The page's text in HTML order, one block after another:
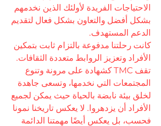
الاحتياجات الفريدة لأولئك الذين نخدمهم
بشكل أفضل والتعاون بشكل فعال لتقديم
الدعم المستهدف.
كانت رحلتنا مدفوعة بالتزام ثابت بتمكين
الأفراد وتعزيز الروابط متعددة الثقافات.
تقف TMC كشهادة على مرونة وتنوع
المجتمعات التي نخدمها، وتسعى جاهدة
لخلق بيئة نابضة بالحياة حيث يمكن لجميع
الأفراد أن يزدهروا. لا يعكس تاريخنا نمونا
فحسب، بل يعكس أيضًا مهمتنا الدائمة